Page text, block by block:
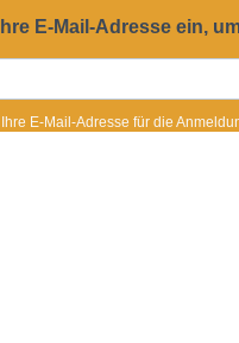
E-Mail-Adresse ein,
E-Mail-Adresse für die